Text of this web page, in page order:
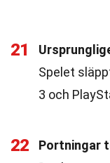
21
Spelet
3 och
22
Portningar